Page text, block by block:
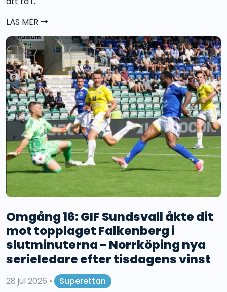
LÄS MER
Omgång 16: GIF Sundsvall åkte dit
mot topplaget Falkenberg i
slutminuterna - Norrköping nya
serieledare efter tisdagens vinst
28 jul 2026 •
Superettan